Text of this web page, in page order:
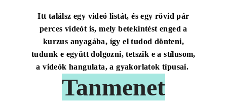
Itt találsz egy videó listát, és egy rövid pár
perces videót is, mely betekintést enged a
kurzus anyagába, így el tudod dönteni,
tudunk e együtt dolgozni, tetszik e a stílusom,
a videók hangulata, a gyakorlatok típusai.
Tanmenet